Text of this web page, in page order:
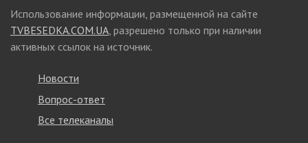
Использование информации, размещенной на сайте
TVBESEDKA.COM.UA, разрешено только при наличии
активных ссылок на источник.
Новости
Вопрос-ответ
Все телеканалы